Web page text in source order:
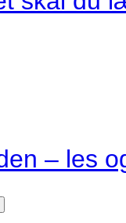
– les